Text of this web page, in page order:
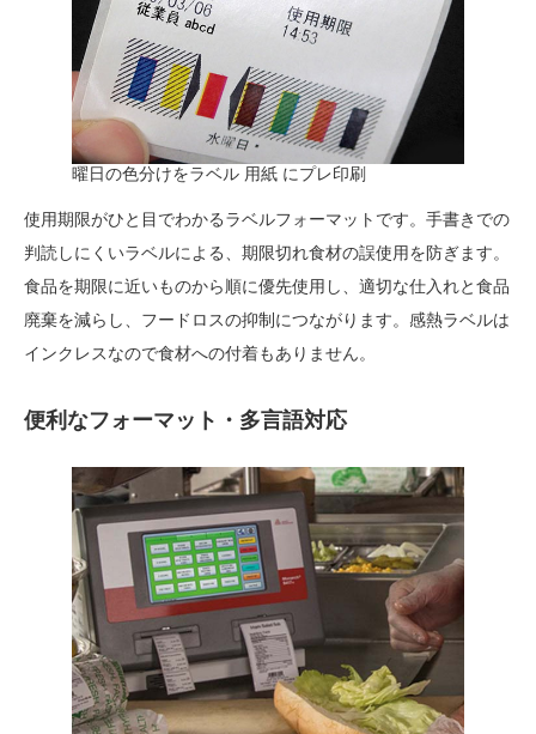
曜日の色分けをラベル 用紙 にプレ印刷
使用期限がひと目でわかるラベルフォーマットです。手書きでの
判読しにくいラベルによる、期限切れ食材の誤使用を防ぎます。
食品を期限に近いものから順に優先使用し、適切な仕入れと食品
廃棄を減らし、フードロスの抑制につながります。感熱ラベルは
インクレスなので食材への付着もありません。
便利なフォーマット・多言語対応